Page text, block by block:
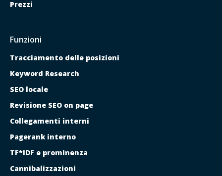
Prezzi
Funzioni
Tracciamento delle posizioni
Keyword Research
SEO locale
Revisione SEO on page
Collegamenti interni
Pagerank interno
TF*IDF e prominenza
Cannibalizzazioni